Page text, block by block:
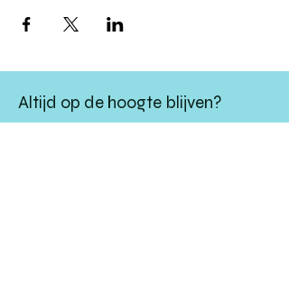
Altijd op de hoogte blijven?